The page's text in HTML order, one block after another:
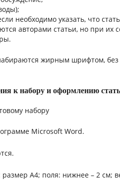
необходимо указать, что
авторами статьи, но при их
жирным шрифтом,
к набору и оформлению
набору
Microsoft Word.
А4; поля: нижнее – 2 см;